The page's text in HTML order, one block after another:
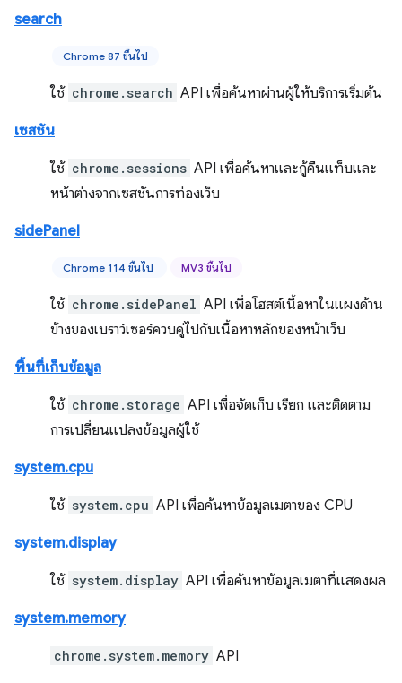
search
Chrome 87 ขึ้นไป
ใช้ chrome.search API เพื่อค้นหาผ่านผู้ให้บริการเริ่มต้น
เซสชัน
ใช้ chrome.sessions API เพื่อค้นหาและกู้คืนแท็บและ
หน้าต่างจากเซสชันการท่องเว็บ
sidePanel
Chrome 114 ขึ้นไป MV3 ขึ้นไป
ใช้ chrome.sidePanel API เพื่อโฮสต์เนื้อหาในแผงด้าน
ข้างของเบราว์เซอร์ควบคู่ไปกับเนื้อหาหลักของหน้าเว็บ
พื้นที่เก็บข้อมูล
ใช้ chrome.storage API เพื่อจัดเก็บ เรียก และติดตาม
การเปลี่ยนแปลงข้อมูลผู้ใช้
system.cpu
ใช้ system.cpu API เพื่อค้นหาข้อมูลเมตาของ CPU
system.display
ใช้ system.display API เพื่อค้นหาข้อมูลเมตาที่แสดงผล
system.memory
chrome.system.memory API